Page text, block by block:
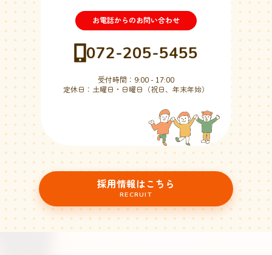
お電話からのお問い合わせ
072-205-5455
受付時間：9:00 - 17:00
定休日：土曜日・日曜日（祝日、年末年始）
採用情報はこちら
RECRUIT